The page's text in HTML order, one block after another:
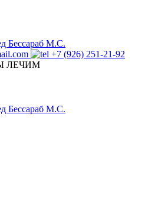
Бессараб М.С.
+7 (926) 251-21-92
ЛЕЧИМ
Бессараб М.С.